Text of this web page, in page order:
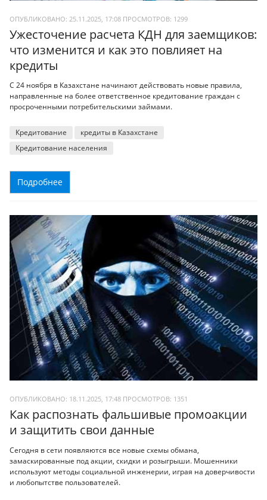
ОПУБЛИКОВАНО: 25.11.2025, 17:08 ПРОСМОТРОВ: 1299
Ужесточение расчета КДН для заемщиков:
что изменится и как это повлияет на
кредиты
С 24 ноября в Казахстане начинают действовать новые правила,
направленные на более ответственное кредитование граждан с
просроченными потребительскими займами.
Кредитование
кредиты в Казахстане
Кредитование населения
Подробнее
ОПУБЛИКОВАНО: 18.11.2025, 17:48 ПРОСМОТРОВ: 1351
Как распознать фальшивые промоакции
и защитить свои данные
Сегодня в сети появляются все новые схемы обмана,
замаскированные под акции, скидки и розыгрыши. Мошенники
используют методы социальной инженерии, играя на доверчивости
и любопытстве пользователей.